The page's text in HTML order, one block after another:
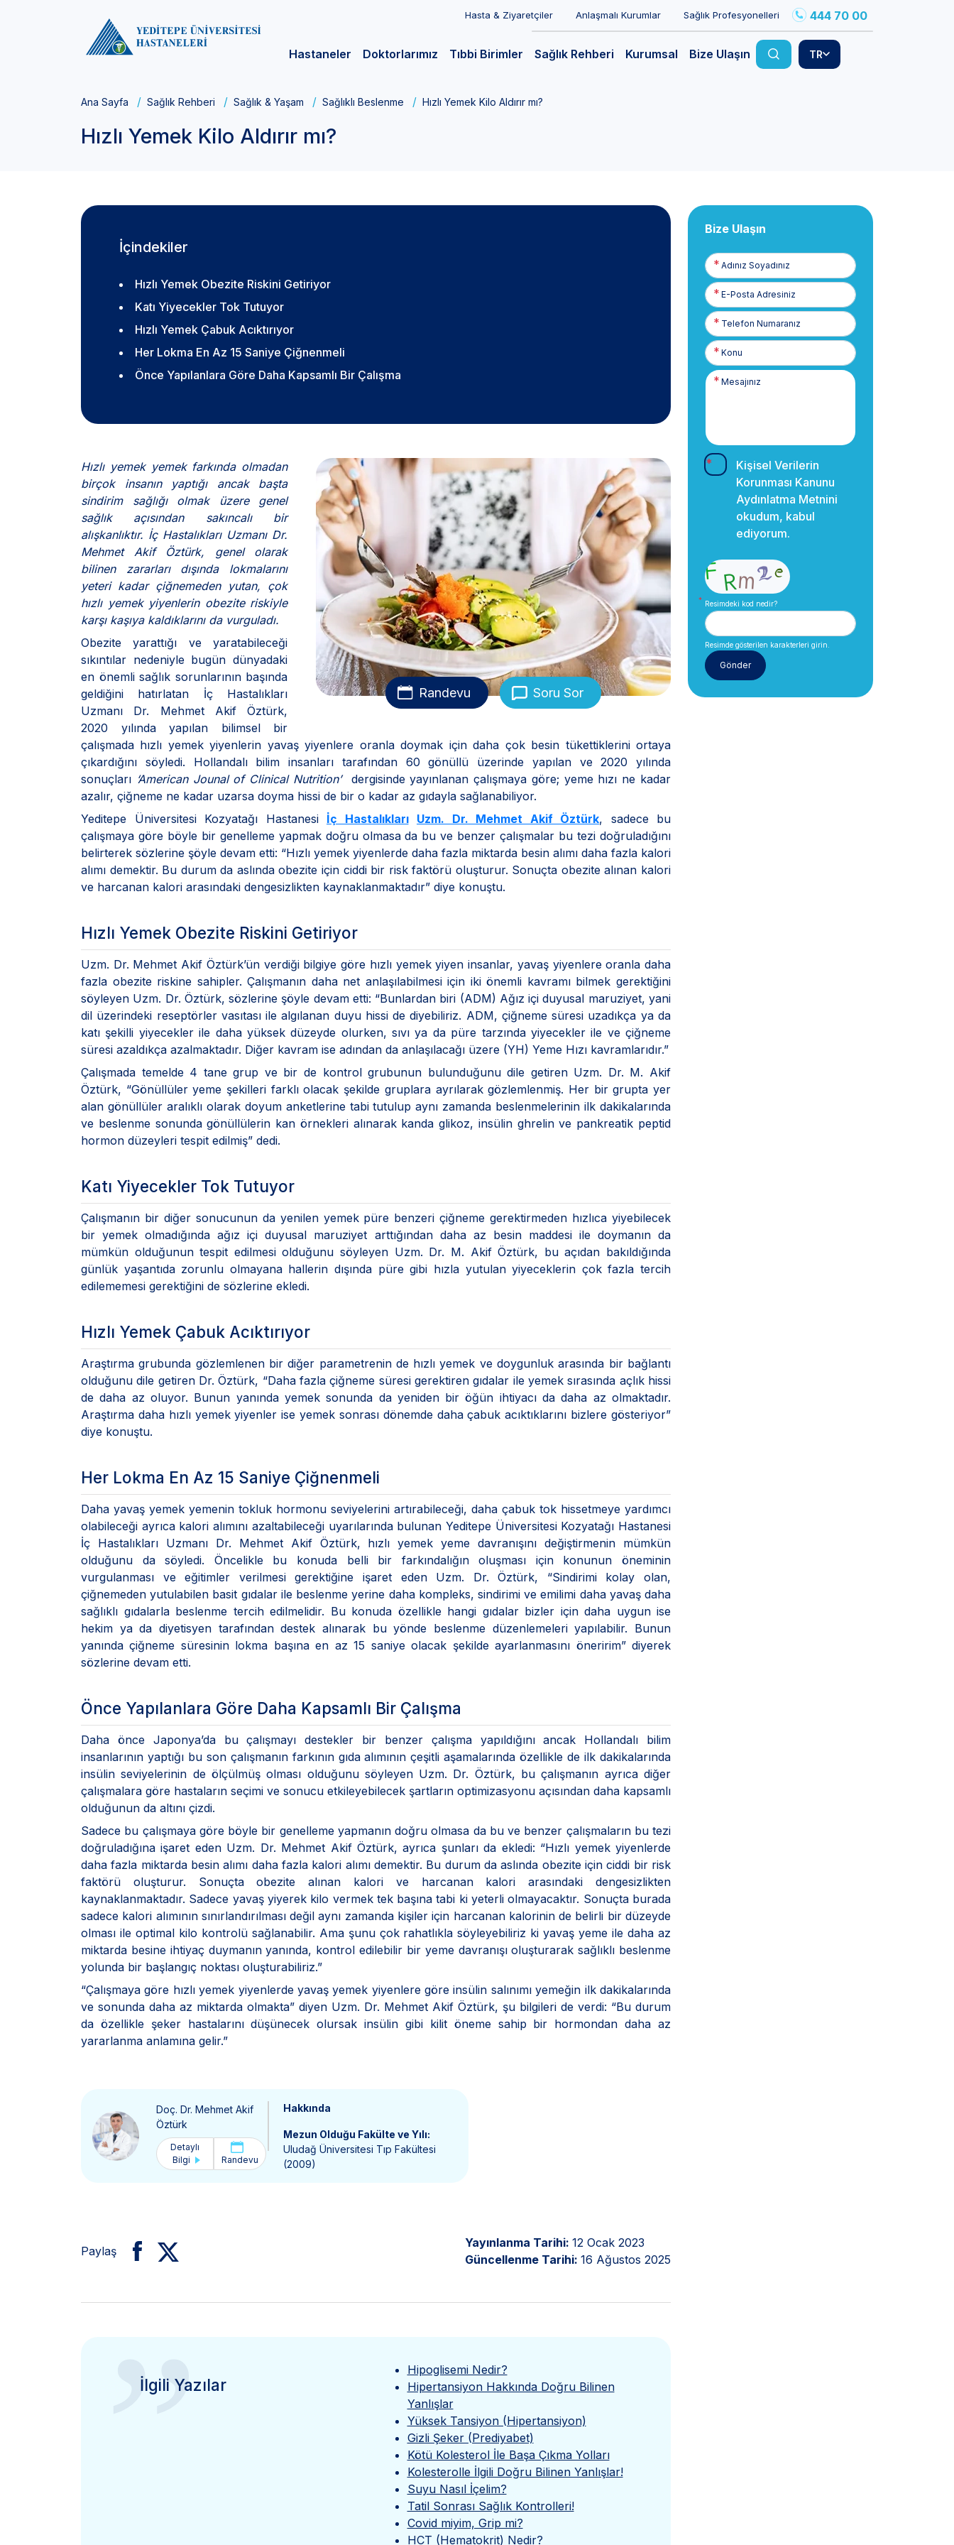
Hasta & Ziyaretçiler Anlaşmalı Kurumlar Sağlık Profesyonelleri 444 70 00
Hastaneler Doktorlarımız Tıbbi Birimler Sağlık Rehberi Kurumsal Bize Ulaşın TR
Ana Sayfa Sağlık Rehberi Sağlık & Yaşam Sağlıklı Beslenme Hızlı Yemek Kilo Aldırır mı?
Hızlı Yemek Kilo Aldırır mı?
İçindekiler
Hızlı Yemek Obezite Riskini Getiriyor
Katı Yiyecekler Tok Tutuyor
Hızlı Yemek Çabuk Acıktırıyor
Her Lokma En Az 15 Saniye Çiğnenmeli
Önce Yapılanlara Göre Daha Kapsamlı Bir Çalışma
Randevu Soru Sor
Hızlı yemek yemek farkında olmadan
birçok insanın yaptığı ancak başta
sindirim sağlığı olmak üzere genel
sağlık açısından sakıncalı bir
alışkanlıktır. İç Hastalıkları Uzmanı Dr.
Mehmet Akif Öztürk, genel olarak
bilinen zararları dışında lokmalarını
yeteri kadar çiğnemeden yutan, çok
hızlı yemek yiyenlerin obezite riskiyle
karşı kaşıya kaldıklarını da vurguladı.
Obezite yarattığı ve yaratabileceği
sıkıntılar nedeniyle bugün dünyadaki
en önemli sağlık sorunlarının başında
geldiğini hatırlatan İç Hastalıkları
Uzmanı Dr. Mehmet Akif Öztürk,
2020 yılında yapılan bilimsel bir
çalışmada hızlı yemek yiyenlerin yavaş yiyenlere oranla doymak için daha çok besin tükettiklerini ortaya
çıkardığını söyledi. Hollandalı bilim insanları tarafından 60 gönüllü üzerinde yapılan ve 2020 yılında
sonuçları ‘American Jounal of Clinical Nutrition’dergisinde yayınlanan çalışmaya göre; yeme hızı ne kadar
azalır, çiğneme ne kadar uzarsa doyma hissi de bir o kadar az gıdayla sağlanabiliyor.
Yeditepe Üniversitesi Kozyatağı Hastanesi İç Hastalıkları Uzm. Dr. Mehmet Akif Öztürk, sadece bu
çalışmaya göre böyle bir genelleme yapmak doğru olmasa da bu ve benzer çalışmalar bu tezi doğruladığını
belirterek sözlerine şöyle devam etti: “Hızlı yemek yiyenlerde daha fazla miktarda besin alımı daha fazla kalori
alımı demektir. Bu durum da aslında obezite için ciddi bir risk faktörü oluşturur. Sonuçta obezite alınan kalori
ve harcanan kalori arasındaki dengesizlikten kaynaklanmaktadır” diye konuştu.
Hızlı Yemek Obezite Riskini Getiriyor
Uzm. Dr. Mehmet Akif Öztürk’ün verdiği bilgiye göre hızlı yemek yiyen insanlar, yavaş yiyenlere oranla daha
fazla obezite riskine sahipler. Çalışmanın daha net anlaşılabilmesi için iki önemli kavramı bilmek gerektiğini
söyleyen Uzm. Dr. Öztürk, sözlerine şöyle devam etti: “Bunlardan biri (ADM) Ağız içi duyusal maruziyet, yani
dil üzerindeki reseptörler vasıtası ile algılanan duyu hissi de diyebiliriz. ADM, çiğneme süresi uzadıkça ya da
katı şekilli yiyecekler ile daha yüksek düzeyde olurken, sıvı ya da püre tarzında yiyecekler ile ve çiğneme
süresi azaldıkça azalmaktadır. Diğer kavram ise adından da anlaşılacağı üzere (YH) Yeme Hızı kavramlarıdır.”
Çalışmada temelde 4 tane grup ve bir de kontrol grubunun bulunduğunu dile getiren Uzm. Dr. M. Akif
Öztürk, “Gönüllüler yeme şekilleri farklı olacak şekilde gruplara ayrılarak gözlemlenmiş. Her bir grupta yer
alan gönüllüler aralıklı olarak doyum anketlerine tabi tutulup aynı zamanda beslenmelerinin ilk dakikalarında
ve beslenme sonunda gönüllülerin kan örnekleri alınarak kanda glikoz, insülin ghrelin ve pankreatik peptid
hormon düzeyleri tespit edilmiş” dedi.
Katı Yiyecekler Tok Tutuyor
Çalışmanın bir diğer sonucunun da yenilen yemek püre benzeri çiğneme gerektirmeden hızlıca yiyebilecek
bir yemek olmadığında ağız içi duyusal maruziyet arttığından daha az besin maddesi ile doymanın da
mümkün olduğunun tespit edilmesi olduğunu söyleyen Uzm. Dr. M. Akif Öztürk, bu açıdan bakıldığında
günlük yaşantıda zorunlu olmayana hallerin dışında püre gibi hızla yutulan yiyeceklerin çok fazla tercih
edilememesi gerektiğini de sözlerine ekledi.
Hızlı Yemek Çabuk Acıktırıyor
Araştırma grubunda gözlemlenen bir diğer parametrenin de hızlı yemek ve doygunluk arasında bir bağlantı
olduğunu dile getiren Dr. Öztürk, “Daha fazla çiğneme süresi gerektiren gıdalar ile yemek sırasında açlık hissi
de daha az oluyor. Bunun yanında yemek sonunda da yeniden bir öğün ihtiyacı da daha az olmaktadır.
Araştırma daha hızlı yemek yiyenler ise yemek sonrası dönemde daha çabuk acıktıklarını bizlere gösteriyor”
diye konuştu.
Her Lokma En Az 15 Saniye Çiğnenmeli
Daha yavaş yemek yemenin tokluk hormonu seviyelerini artırabileceği, daha çabuk tok hissetmeye yardımcı
olabileceği ayrıca kalori alımını azaltabileceği uyarılarında bulunan Yeditepe Üniversitesi Kozyatağı Hastanesi
İç Hastalıkları Uzmanı Dr. Mehmet Akif Öztürk, hızlı yemek yeme davranışını değiştirmenin mümkün
olduğunu da söyledi. Öncelikle bu konuda belli bir farkındalığın oluşması için konunun öneminin
vurgulanması ve eğitimler verilmesi gerektiğine işaret eden Uzm. Dr. Öztürk, “Sindirimi kolay olan,
çiğnemeden yutulabilen basit gıdalar ile beslenme yerine daha kompleks, sindirimi ve emilimi daha yavaş daha
sağlıklı gıdalarla beslenme tercih edilmelidir. Bu konuda özellikle hangi gıdalar bizler için daha uygun ise
hekim ya da diyetisyen tarafından destek alınarak bu yönde beslenme düzenlemeleri yapılabilir. Bunun
yanında çiğneme süresinin lokma başına en az 15 saniye olacak şekilde ayarlanmasını öneririm” diyerek
sözlerine devam etti.
Önce Yapılanlara Göre Daha Kapsamlı Bir Çalışma
Daha önce Japonya’da bu çalışmayı destekler bir benzer çalışma yapıldığını ancak Hollandalı bilim
insanlarının yaptığı bu son çalışmanın farkının gıda alımının çeşitli aşamalarında özellikle de ilk dakikalarında
insülin seviyelerinin de ölçülmüş olması olduğunu söyleyen Uzm. Dr. Öztürk, bu çalışmanın ayrıca diğer
çalışmalara göre hastaların seçimi ve sonucu etkileyebilecek şartların optimizasyonu açısından daha kapsamlı
olduğunun da altını çizdi.
Sadece bu çalışmaya göre böyle bir genelleme yapmanın doğru olmasa da bu ve benzer çalışmaların bu tezi
doğruladığına işaret eden Uzm. Dr. Mehmet Akif Öztürk, ayrıca şunları da ekledi: “Hızlı yemek yiyenlerde
daha fazla miktarda besin alımı daha fazla kalori alımı demektir. Bu durum da aslında obezite için ciddi bir risk
faktörü oluşturur. Sonuçta obezite alınan kalori ve harcanan kalori arasındaki dengesizlikten
kaynaklanmaktadır. Sadece yavaş yiyerek kilo vermek tek başına tabi ki yeterli olmayacaktır. Sonuçta burada
sadece kalori alımının sınırlandırılması değil aynı zamanda kişiler için harcanan kalorinin de belirli bir düzeyde
olması ile optimal kilo kontrolü sağlanabilir. Ama şunu çok rahatlıkla söyleyebiliriz ki yavaş yeme ile daha az
miktarda besine ihtiyaç duymanın yanında, kontrol edilebilir bir yeme davranışı oluşturarak sağlıklı beslenme
yolunda bir başlangıç noktası oluşturabiliriz.”
“Çalışmaya göre hızlı yemek yiyenlerde yavaş yemek yiyenlere göre insülin salınımı yemeğin ilk dakikalarında
ve sonunda daha az miktarda olmakta” diyen Uzm. Dr. Mehmet Akif Öztürk, şu bilgileri de verdi: “Bu durum
da özellikle şeker hastalarını düşünecek olursak insülin gibi kilit öneme sahip bir hormondan daha az
yararlanma anlamına gelir.”
Doç. Dr. Mehmet Akif
Öztürk
Detaylı
Bilgi
Randevu
Hakkında
Mezun Olduğu Fakülte ve Yılı:
Uludağ Üniversitesi Tıp Fakültesi
(2009)
Paylaş
Yayınlanma Tarihi: 12 Ocak 2023
Güncellenme Tarihi: 16 Ağustos 2025
”
İlgili Yazılar
Hipoglisemi Nedir?
Hipertansiyon Hakkında Doğru Bilinen
Yanlışlar
Yüksek Tansiyon (Hipertansiyon)
Gizli Şeker (Prediyabet)
Kötü Kolesterol İle Başa Çıkma Yolları
Kolesterolle İlgili Doğru Bilinen Yanlışlar!
Suyu Nasıl İçelim?
Tatil Sonrası Sağlık Kontrolleri!
Covid miyim, Grip mi?
HCT (Hematokrit) Nedir?
Bize Ulaşın
Adınız
Soyadınız
E-
Posta
Telefon
Numaranız
Kişisel Verilerin
Korunması Kanunu
Aydınlatma Metnini
okudum, kabul
ediyorum.
Resimdeki kod nedir?
Resimde gösterilen karakterleri girin.